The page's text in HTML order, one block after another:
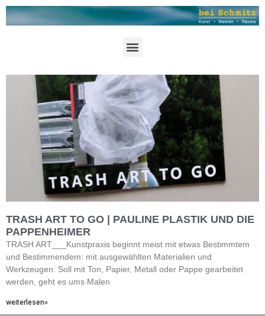
TRASH ART TO GO | PAULINE PLASTIK UND DIE
PAPPENHEIMER
TRASH ART___Kunstpraxis beginnt meist mit etwas Bestimmtem
und Bestimmendem: mit ausgewählten Materialien und
Werkzeugen. Soll mit Ton, Papier, Metall oder Pappe gearbeitet
werden, geht es ums Malen
weiterlesen»